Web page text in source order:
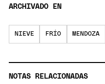
ARCHIVADO EN
NIEVE FRÍO MENDOZA
NOTAS RELACIONADAS